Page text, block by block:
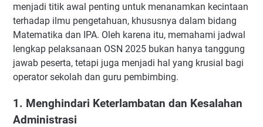
menjadi titik awal penting untuk menanamkan kecintaan
terhadap ilmu pengetahuan, khususnya dalam bidang
Matematika dan IPA. Oleh karena itu, memahami jadwal
lengkap pelaksanaan OSN 2025 bukan hanya tanggung
jawab peserta, tetapi juga menjadi hal yang krusial bagi
operator sekolah dan guru pembimbing.
1. Menghindari Keterlambatan dan Kesalahan
Administrasi